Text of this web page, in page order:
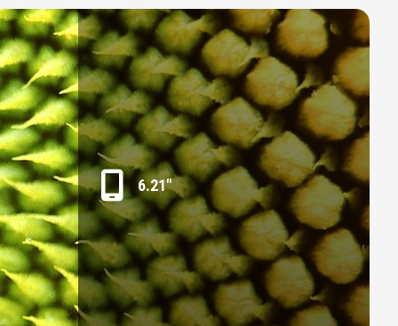
6.21"